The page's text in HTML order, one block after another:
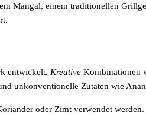
Mangal, einem traditionellen
entwickelt. Kreative Kombinationen
unkonventionelle Zutaten wie
oder Zimt verwendet